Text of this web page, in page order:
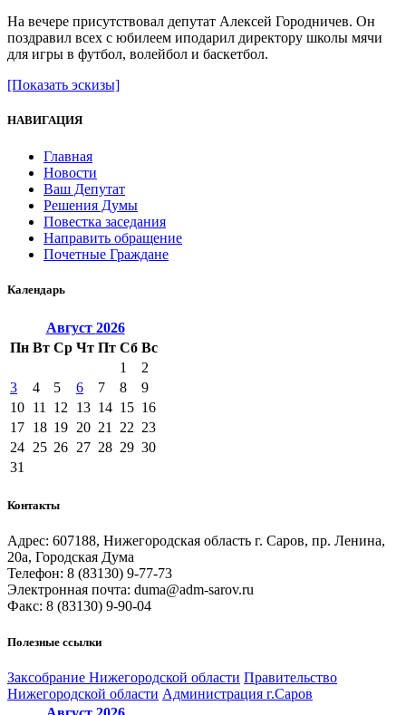
На вечере присутствовал депутат Алексей Городничев. Он
поздравил всех с юбилеем иподарил директору школы мячи
для игры в футбол, волейбол и баскетбол.
[Показать эскизы]
НАВИГАЦИЯ
Главная
Новости
Ваш Депутат
Решения Думы
Повестка заседания
Направить обращение
Почетные Граждане
Календарь
Август 2026
Пн Вт Ср Чт Пт Сб Вс
1
2
3
4 5 6 7 8
9
10 11 12 13 14 15 16
17 18 19 20 21 22 23
24 25 26 27 28 29 30
31
Контакты
Адрес: 607188, Нижегородская область г. Саров, пр. Ленина,
20а, Городская Дума
Телефон: 8 (83130) 9-77-73
Электронная почта: duma@adm-sarov.ru
Факс: 8 (83130) 9-90-04
Полезные ссылки
Закcобрание Нижегородской области Правительство
Нижегородской области Администрация г.Саров